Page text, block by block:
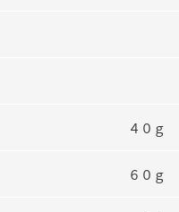
４０ｇ
６０ｇ